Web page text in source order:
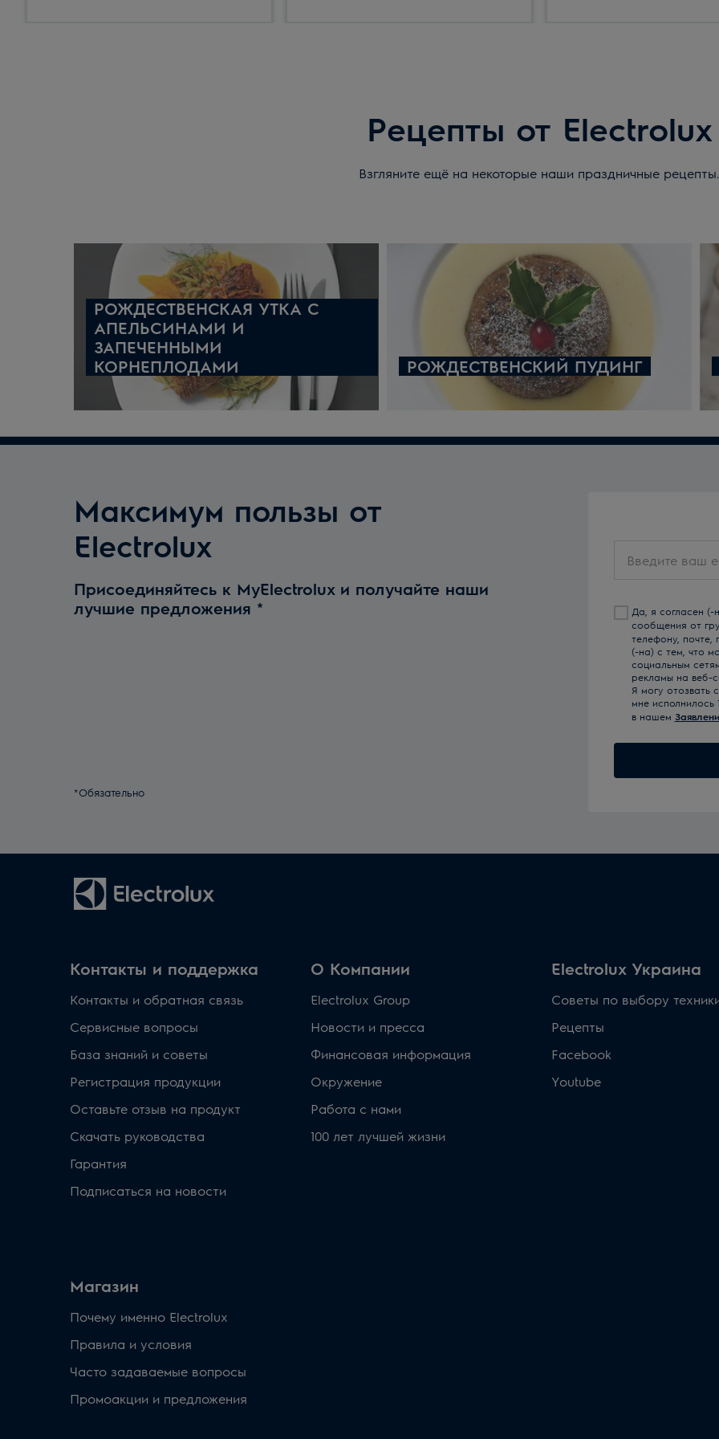
Рецепты от Electrolux
Взгляните ещё на некоторые наши праздничные рецепты.
РОЖДЕСТВЕНСКАЯ УТКА С
АПЕЛЬСИНАМИ И
ЗАПЕЧЕННЫМИ
КОРНЕПЛОДАМИ
РОЖДЕСТВЕНСКИЙ ПУДИНГ
Максимум пользы от
Electrolux
Присоединяйтесь к MyElectrolux и получайте наши
лучшие предложения *
*Обязательно
ваш
Да, я согласен (-
сообщения от
телефону, почте,
(-на) с тем, что
социальным
рекламы на веб-
Я могу отозвать
мне
в нашем
Контакты и поддержка
Контакты и обратная связь
Сервисные вопросы
База знаний и советы
Регистрация продукции
Оставьте отзыв на продукт
Скачать руководства
Гарантия
Подписаться на новости
О Компании
Electrolux Group
Новости и пресса
Финансовая информация
Окружение
Работа с нами
100 лет лучшей жизни
Electrolux Украина
Советы по выбору
Рецепты
Facebook
Youtube
Магазин
Почему именно Electrolux
Правила и условия
Часто задаваемые вопросы
Промоакции и предложения